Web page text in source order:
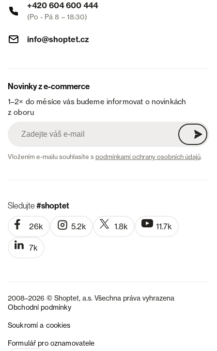
+420 604 600 444
(Po - Pá 8 – 18:30)
info@shoptet.cz
Novinky z e-commerce
1–2× do měsíce vás budeme informovat o novinkách
z oboru
Vložením e-mailu souhlasíte spodmínkami ochrany osobních údajů.
Sledujte#shoptet
26k 5.2k 1.8k 11.7k
7k
2008–2026 © Shoptet, a.s. Všechna práva vyhrazena
Obchodní podmínky
Soukromí a cookies
Formulář pro oznamovatele